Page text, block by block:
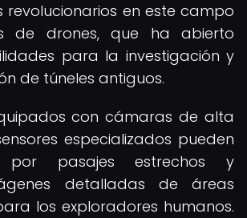
revolucionarios en este campo
de drones, que ha abierto
para la investigación y
de túneles antiguos.
con cámaras de alta
especializados pueden
por pasajes estrechos y
detalladas de áreas
los exploradores humanos.